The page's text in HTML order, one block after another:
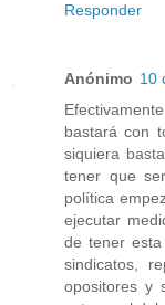
Responder
Anónimo 10
bastará con
siquiera
tener que
política
ejecutar
de tener
sindicatos,
opositores y